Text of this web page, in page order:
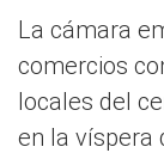
La cámara
comercios
locales del
en la víspera